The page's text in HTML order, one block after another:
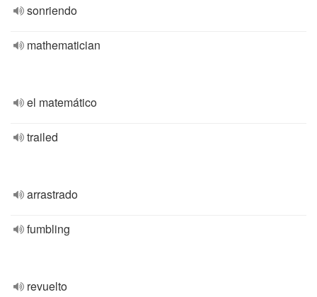
sonriendo
mathematician
el matemático
trailed
arrastrado
fumbling
revuelto